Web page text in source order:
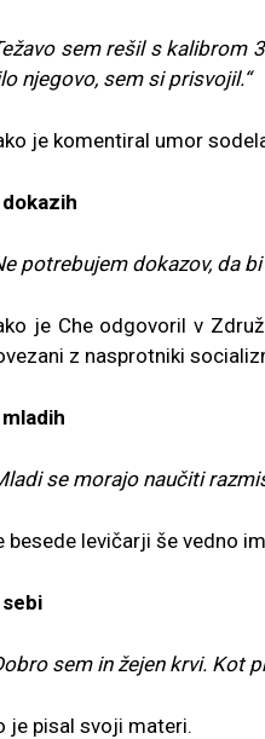
sem rešil s kalibrom
njegovo, sem si prisvojil.“
je komentiral umor
dokazih
potrebujem dokazov, da
je Che odgovoril v
z nasprotniki
mladih
se morajo naučiti
besede levičarji še vedno
sebi
sem in žejen krvi. Kot
je pisal svoji materi.